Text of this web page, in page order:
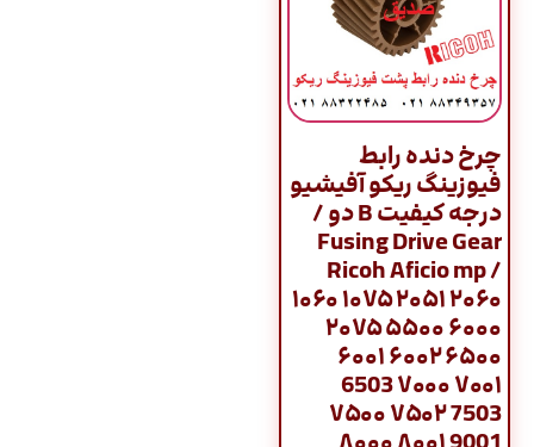
چرخ دنده رابط
فیوزینگ ریکو آفیشیو
درجه کیفیت B دو /
Fusing Drive Gear
Ricoh Aficio mp /
۱۰۶۰ ۱۰۷۵ ۲۰۵۱ ۲۰۶۰
۲۰۷۵ ۵۵۰۰ ۶۰۰۰
۶۰۰۱ ۶۰۰۲ ۶۵۰۰
6503 ۷۰۰۰ ۷۰۰۱
۷۵۰۰ ۷۵۰۲ 7503